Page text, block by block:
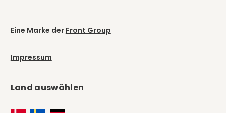
Eine Marke der Front Group
Impressum
Land auswählen